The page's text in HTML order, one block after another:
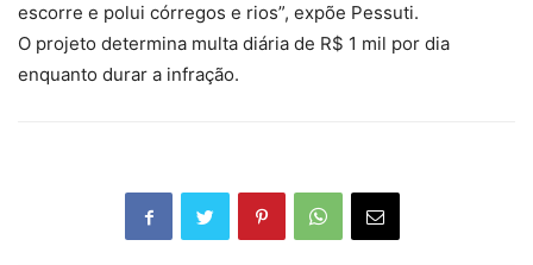
escorre e polui córregos e rios”, expõe Pessuti.
O projeto determina multa diária de R$ 1 mil por dia
enquanto durar a infração.